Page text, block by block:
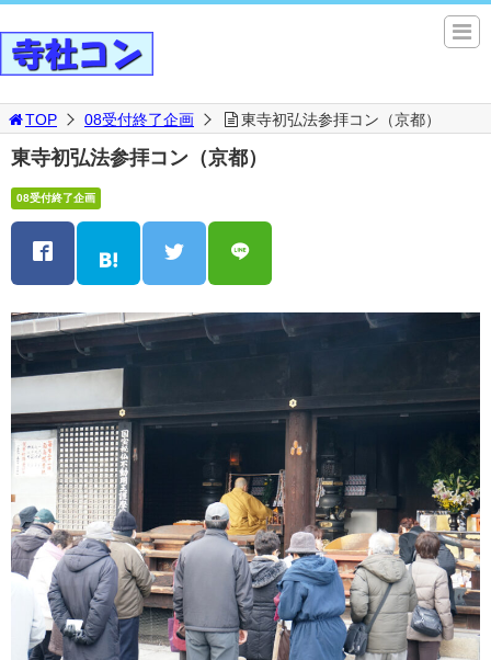
TOP 08受付終了企画 東寺初弘法参拝コン（京都）
東寺初弘法参拝コン（京都）
08受付終了企画